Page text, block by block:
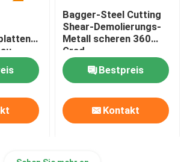
Bagger-Steel Cutting
Shear-Demolierungs-
Metall scheren 360
Grad
Bestpreis
Kontakt